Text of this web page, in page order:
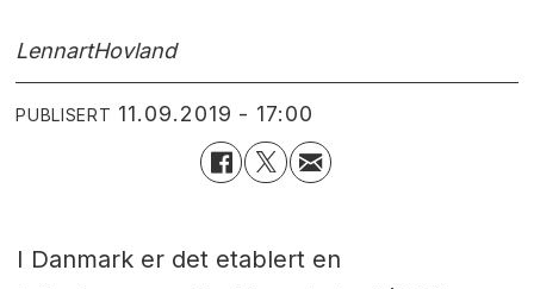
LennartHovland
PUBLISERT 11.09.2019 - 17:00
I Danmark er det etablert en